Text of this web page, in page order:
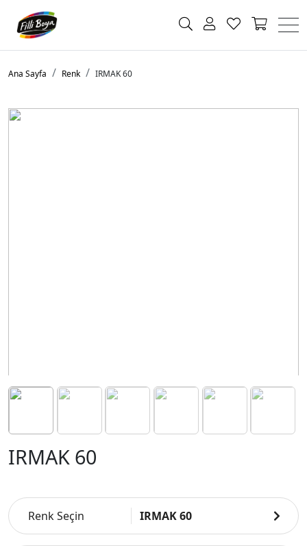
Ana Sayfa Renk IRMAK 60
IRMAK 60
Renk Seçin IRMAK 60